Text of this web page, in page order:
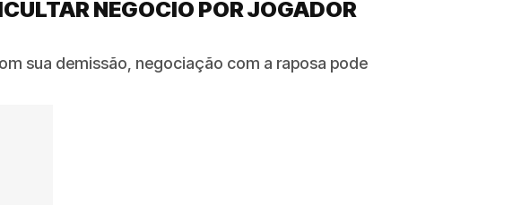
NEGÓCIO POR JOGADOR
sua demissão, negociação com a raposa pode